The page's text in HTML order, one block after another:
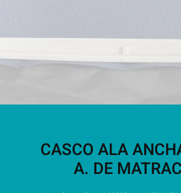
CASCO ALA
A. DE